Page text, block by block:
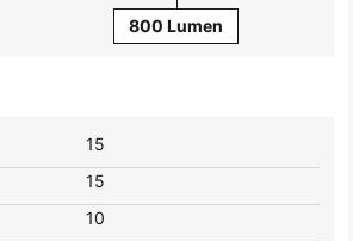
800 Lumen
15
15
10